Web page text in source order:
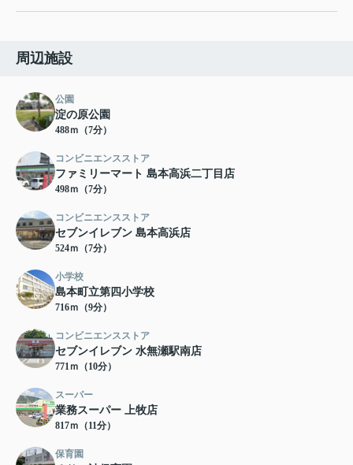
周辺施設
公園
淀の原公園
488ｍ（7分）
コンビニエンスストア
ファミリーマート 島本高浜二丁目店
498ｍ（7分）
コンビニエンスストア
セブンイレブン 島本高浜店
524ｍ（7分）
小学校
島本町立第四小学校
716ｍ（9分）
コンビニエンスストア
セブンイレブン 水無瀬駅南店
771ｍ（10分）
スーパー
業務スーパー 上牧店
817ｍ（11分）
保育園